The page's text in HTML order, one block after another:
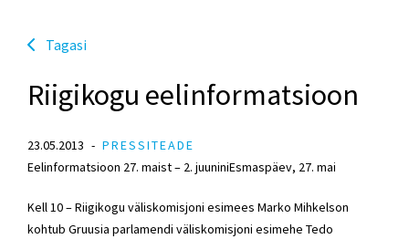
Tagasi
Riigikogu eelinformatsioon
23.05.2013
PRESSITEADE
Eelinformatsioon 27. maist – 2. juuniniEsmaspäev, 27. mai
Kell 10 – Riigikogu väliskomisjoni esimees Marko Mihkelson
kohtub Gruusia parlamendi väliskomisjoni esimehe Tedo